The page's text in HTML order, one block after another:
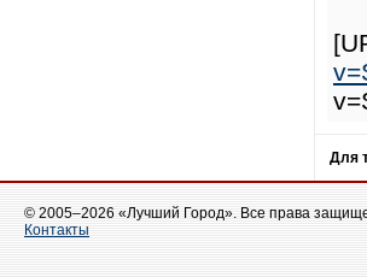
Для
© 2005–2026 «Лучший Город». Все права
Контакты